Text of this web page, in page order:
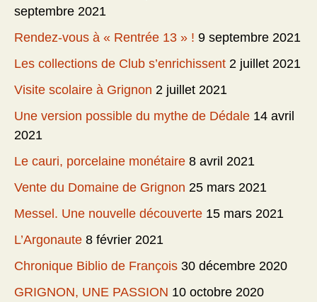
septembre 2021
Rendez-vous à « Rentrée 13 » ! 9 septembre 2021
Les collections de Club s’enrichissent 2 juillet 2021
Visite scolaire à Grignon 2 juillet 2021
Une version possible du mythe de Dédale 14 avril
2021
Le cauri, porcelaine monétaire 8 avril 2021
Vente du Domaine de Grignon 25 mars 2021
Messel. Une nouvelle découverte 15 mars 2021
L’Argonaute 8 février 2021
Chronique Biblio de François 30 décembre 2020
GRIGNON, UNE PASSION 10 octobre 2020